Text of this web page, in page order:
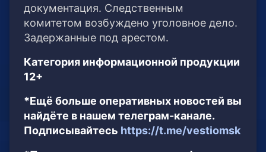
документация. Следственным
комитетом возбуждено уголовное дело.
Задержанные под арестом.
Категория информационной продукции
12+
*Ещё больше оперативных новостей вы
найдёте в нашем телеграм-канале.
Подписывайтесь https://t.me/vestiomsk